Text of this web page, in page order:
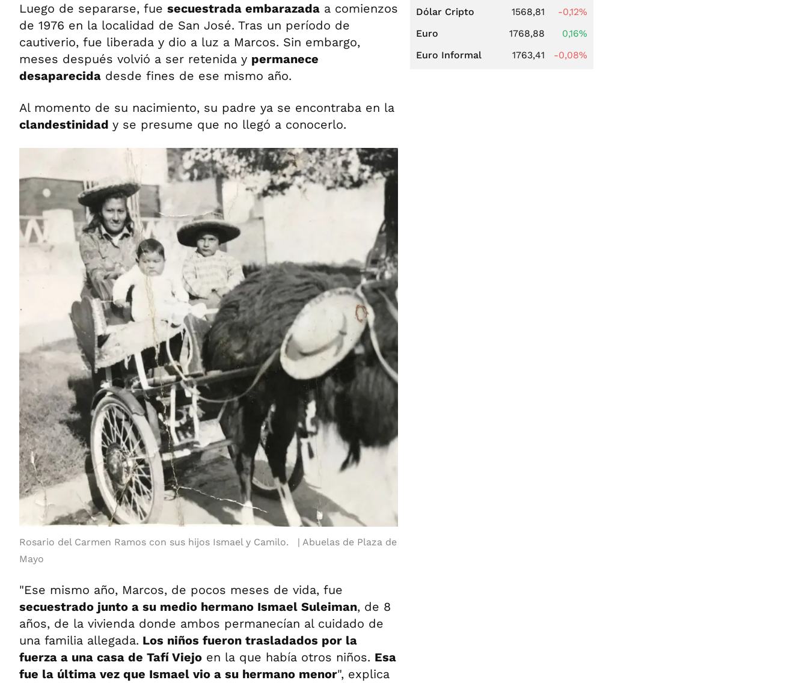
Luego de separarse, fue secuestrada embarazada a comienzos
de 1976 en la localidad de San José. Tras un período de
cautiverio, fue liberada y dio a luz a Marcos. Sin embargo,
meses después volvió a ser retenida y permanece
desaparecida desde fines de ese mismo año.
Al momento de su nacimiento, su padre ya se encontraba en la
clandestinidad y se presume que no llegó a conocerlo.
Rosario del Carmen Ramos con sus hijos Ismael y Camilo.
Abuelas de Plaza de
Mayo
"Ese mismo año, Marcos, de pocos meses de vida, fue
secuestrado junto a su medio hermano Ismael Suleiman, de 8
años, de la vivienda donde ambos permanecían al cuidado de
una familia allegada. Los niños fueron trasladados por la
fuerza a una casa de Tafí Viejo en la que había otros niños. Esa
fue la última vez que Ismael vio a su hermano menor", explica
Dólar Cripto 1568,81
-0,12%
Euro
1768,88
0,16%
Euro Informal
1763,41 -0,08%